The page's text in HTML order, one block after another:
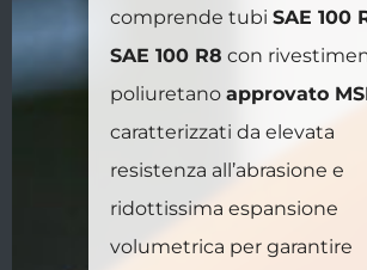
comprende tubi SAE 100
SAE 100 R8 con
poliuretano approvato
caratterizzati da elevata
resistenza all’abrasione e
ridottissima espansione
volumetrica per garantire